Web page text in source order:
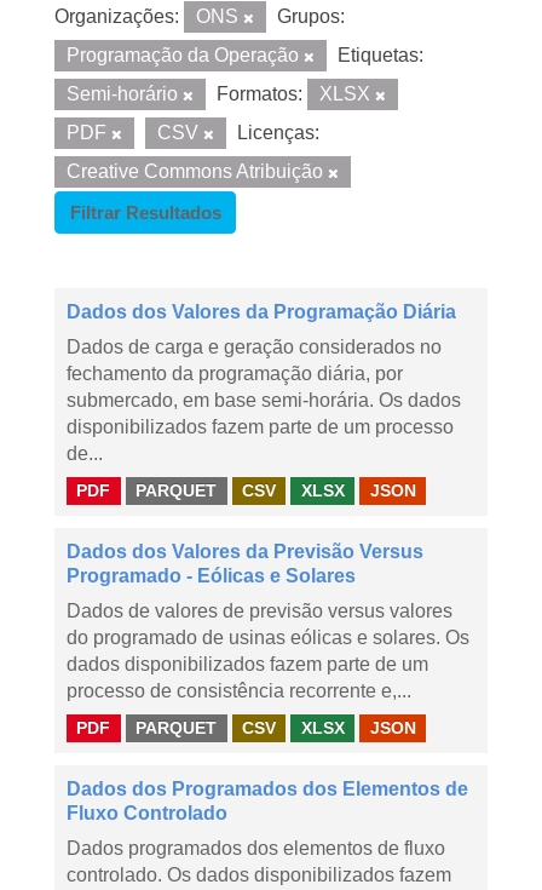
Organizações: ONS
Grupos:
Programação da Operação
Etiquetas:
Semi-horário
Formatos:
XLSX
PDF
CSV
Licenças:
Creative Commons Atribuição
Filtrar Resultados
Dados dos Valores da Programação Diária
Dados de carga e geração considerados no
fechamento da programação diária, por
submercado, em base semi-horária. Os dados
disponibilizados fazem parte de um processo
de...
PDF PARQUET CSV XLSX JSON
Dados dos Valores da Previsão Versus
Programado - Eólicas e Solares
Dados de valores de previsão versus valores
do programado de usinas eólicas e solares. Os
dados disponibilizados fazem parte de um
processo de consistência recorrente e,...
PDF PARQUET CSV XLSX JSON
Dados dos Programados dos Elementos de
Fluxo Controlado
Dados programados dos elementos de fluxo
controlado. Os dados disponibilizados fazem